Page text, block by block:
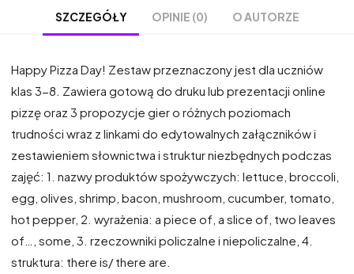
SZCZEGÓŁY OPINIE (0) O AUTORZE
Happy Pizza Day! Zestaw przeznaczony jest dla uczniów
klas 3-8. Zawiera gotową do druku lub prezentacji online
pizzę oraz 3 propozycje gier o różnych poziomach
trudności wraz z linkami do edytowalnych załączników i
zestawieniem słownictwa i struktur niezbędnych podczas
zajęć: 1. nazwy produktów spożywczych: lettuce, broccoli,
egg, olives, shrimp, bacon, mushroom, cucumber, tomato,
hot pepper, 2. wyrażenia: a piece of, a slice of, two leaves
of…, some, 3. rzeczowniki policzalne i niepoliczalne, 4.
struktura: there is/ there are.